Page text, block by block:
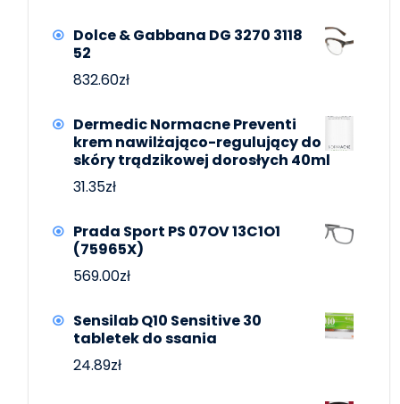
Dolce & Gabbana DG 3270 3118
52
832.60zł
Dermedic Normacne Preventi
krem nawilżająco-regulujący do
skóry trądzikowej dorosłych 40ml
31.35zł
Prada Sport PS 07OV 13C1O1
(75965X)
569.00zł
Sensilab Q10 Sensitive 30
tabletek do ssania
24.89zł